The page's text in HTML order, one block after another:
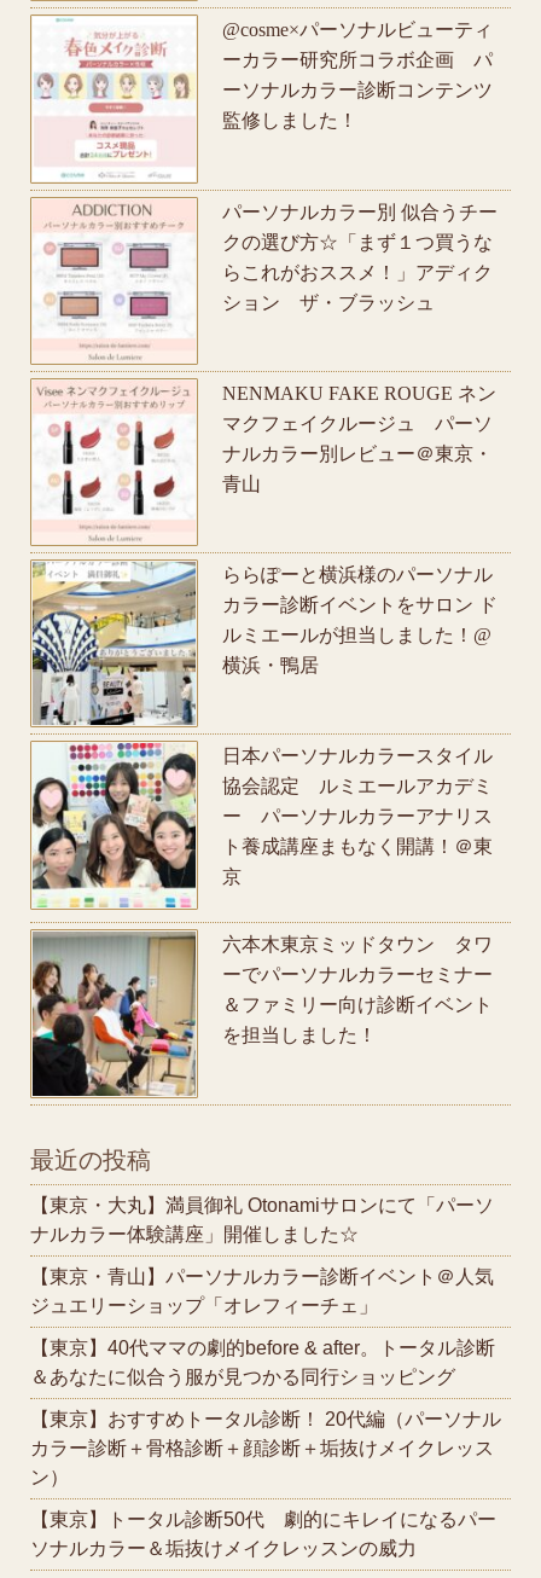
@cosme×パーソナルビューティ
ーカラー研究所コラボ企画 パ
ーソナルカラー診断コンテンツ
監修しました！
パーソナルカラー別 似合うチー
クの選び方☆「まず１つ買うな
らこれがおススメ！」アディク
ション ザ・ブラッシュ
NENMAKU FAKE ROUGE ネン
マクフェイクルージュ パーソ
ナルカラー別レビュー＠東京・
青山
ららぽーと横浜様のパーソナル
カラー診断イベントをサロン ド
ルミエールが担当しました！@
横浜・鴨居
日本パーソナルカラースタイル
協会認定 ルミエールアカデミ
ー パーソナルカラーアナリス
ト養成講座まもなく開講！＠東
京
六本木東京ミッドタウン タワ
ーでパーソナルカラーセミナー
＆ファミリー向け診断イベント
を担当しました！
最近の投稿
【東京・大丸】満員御礼 Otonamiサロンにて「パーソ
ナルカラー体験講座」開催しました☆
【東京・青山】パーソナルカラー診断イベント＠人気
ジュエリーショップ「オレフィーチェ」
【東京】40代ママの劇的before & after。トータル診断
＆あなたに似合う服が見つかる同行ショッピング
【東京】おすすめトータル診断！ 20代編（パーソナル
カラー診断＋骨格診断＋顔診断＋垢抜けメイクレッス
ン）
【東京】トータル診断50代 劇的にキレイになるパー
ソナルカラー＆垢抜けメイクレッスンの威力